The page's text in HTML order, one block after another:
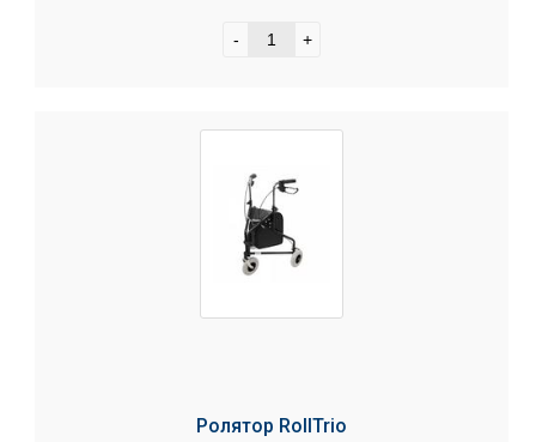
- +
Ролятор RollTrio